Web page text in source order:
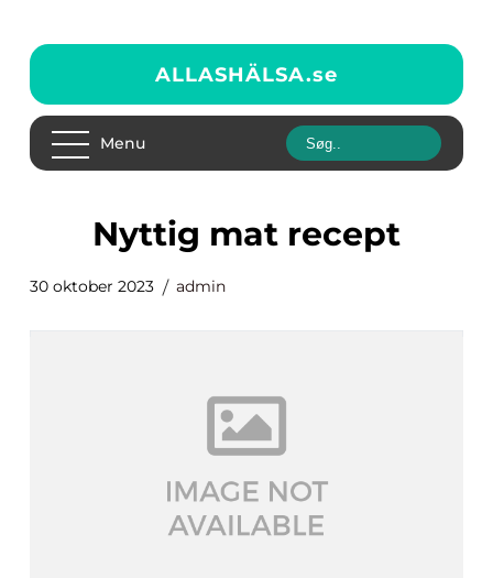
ALLASHÄLSA.se
Menu
nyttig mat recept
30 oktober 2023 admin